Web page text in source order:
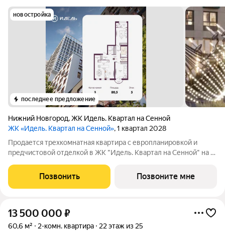
новостройка
последнее предложение
Нижний Новгород,ЖК Идель. Квартал на Сенной
ЖК «Идель. Квартал на Сенной», 1 квартал 2028
Продается трехкомнатная квартира с европланировкой и
предчистовой отделкой в ЖК "Идель. Квартал на Сенной" на 3
площадь гостиной-столовой с кухонной зоной: 25.2 кв.м.
Европланировка, кухня и
Позвонить Позвоните мне
13 500 000 ₽
60,6 м² 2-комн. квартира 22 этаж из 25